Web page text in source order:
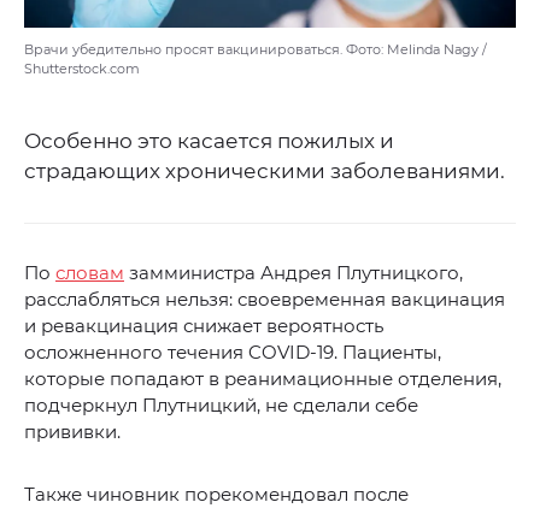
Врачи убедительно просят вакцинироваться. Фото: Melinda Nagy /
Shutterstock.com
Особенно это касается пожилых и
страдающих хроническими заболеваниями.
По словам замминистра Андрея Плутницкого,
расслабляться нельзя: своевременная вакцинация
и ревакцинация снижает вероятность
осложненного течения COVID-19. Пациенты,
которые попадают в реанимационные отделения,
подчеркнул Плутницкий, не сделали себе
прививки.
Также чиновник порекомендовал после